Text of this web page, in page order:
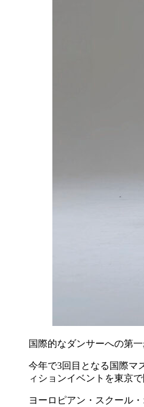
国際的なダンサーへの第
今年で3回目となる国際マ
ィションイベントを東京で
ヨーロピアン・スクール